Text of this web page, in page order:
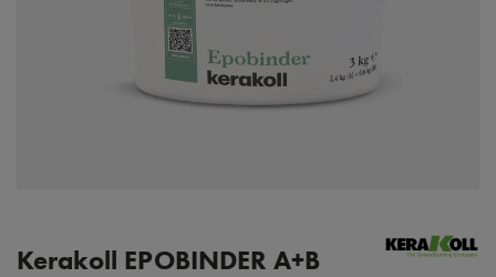
Kerakoll EPOBINDER A+B